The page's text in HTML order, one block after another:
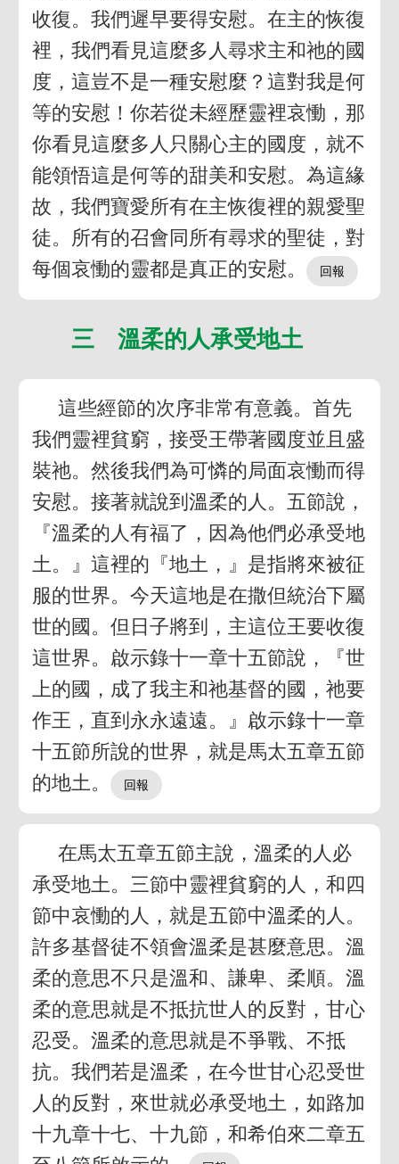
收復。我們遲早要得安慰。在主的恢復
裡，我們看見這麼多人尋求主和祂的國
度，這豈不是一種安慰麼？這對我是何
等的安慰！你若從未經歷靈裡哀慟，那
你看見這麼多人只關心主的國度，就不
能領悟這是何等的甜美和安慰。為這緣
故，我們寶愛所有在主恢復裡的親愛聖
徒。所有的召會同所有尋求的聖徒，對
每個哀慟的靈都是真正的安慰。
三 溫柔的人承受地土
這些經節的次序非常有意義。首先
我們靈裡貧窮，接受王帶著國度並且盛
裝祂。然後我們為可憐的局面哀慟而得
安慰。接著就說到溫柔的人。五節說，
『溫柔的人有福了，因為他們必承受地
土。』這裡的『地土，』是指將來被征
服的世界。今天這地是在撒但統治下屬
世的國。但日子將到，主這位王要收復
這世界。啟示錄十一章十五節說，『世
上的國，成了我主和祂基督的國，祂要
作王，直到永永遠遠。』啟示錄十一章
十五節所說的世界，就是馬太五章五節
的地土。
在馬太五章五節主說，溫柔的人必
承受地土。三節中靈裡貧窮的人，和四
節中哀慟的人，就是五節中溫柔的人。
許多基督徒不領會溫柔是甚麼意思。溫
柔的意思不只是溫和、謙卑、柔順。溫
柔的意思就是不抵抗世人的反對，甘心
忍受。溫柔的意思就是不爭戰、不抵
抗。我們若是溫柔，在今世甘心忍受世
人的反對，來世就必承受地土，如路加
十九章十七、十九節，和希伯來二章五